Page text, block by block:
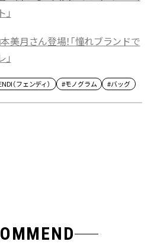
本美月さん登場！「憧れブランドで
（フェンディ） #モノグラム #バッグ